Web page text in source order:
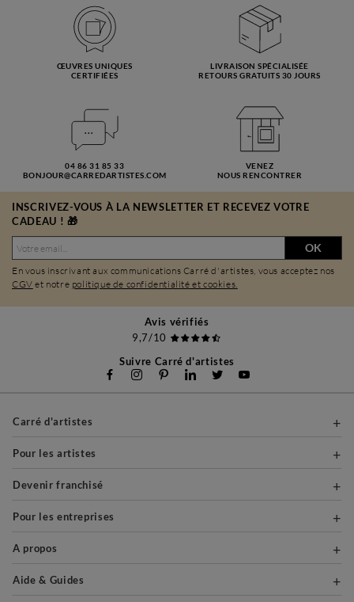
ŒUVRES UNIQUES
CERTIFIÉES
LIVRAISON SPÉCIALISÉE
RETOURS GRATUITS 30 JOURS
04 86 31 85 33
BONJOUR@CARREDARTISTES.COM
VENEZ
NOUS RENCONTRER
INSCRIVEZ-VOUS À LA NEWSLETTER ET RECEVEZ VOTRE
CADEAU ! 🎁
OK
En vous inscrivant aux communications Carré d'artistes, vous acceptez nos
CGV et notre politique de confidentialité et cookies.
Avis vérifiés
9,7/10
Suivre Carré d'artistes
Carré d'artistes
Pour les artistes
Devenir franchisé
Pour les entreprises
A propos
Aide & Guides